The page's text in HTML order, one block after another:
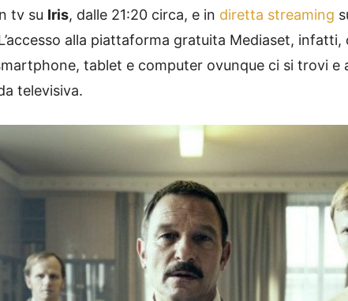
tv su Iris, dalle 21:20 circa, e in diretta streaming
alla piattaforma gratuita Mediaset, infatti,
tablet e computer ovunque ci si trovi e
televisiva.